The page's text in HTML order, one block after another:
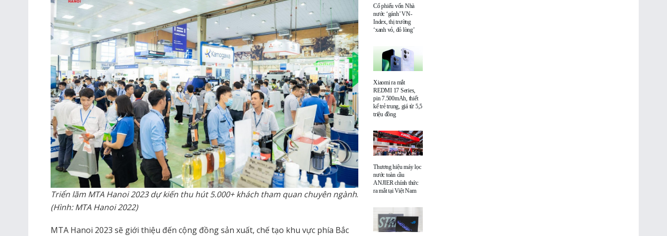
Triển lãm MTA Hanoi 2023 dự kiến thu hút 5.000+ khách tham quan chuyên ngành.
(Hình: MTA Hanoi 2022)
MTA Hanoi 2023 sẽ giới thiệu đến cộng đồng sản xuất, chế tạo khu vực phía Bắc
Cổ phiếu vốn Nhà
nước ‘gánh’ VN-
Index, thị trường
‘xanh vỏ, đỏ lòng’
Xiaomi ra mắt
REDMI 17 Series,
pin 7.500mAh, thiết
kế trẻ trung, giá từ 5,5
triệu đồng
Thương hiệu máy lọc
nước toàn cầu
ANJIER chính thức
ra mắt tại Việt Nam